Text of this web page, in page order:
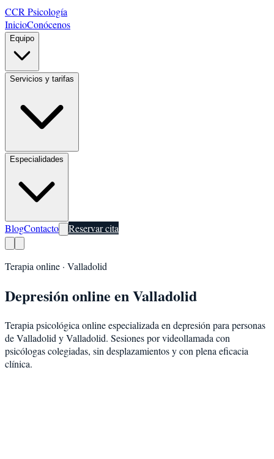
CCR Psicología
InicioConócenos
Equipo
Servicios y tarifas
Especialidades
BlogContacto Reservar cita
Terapia online · Valladolid
Depresiónonline enValladolid
Terapia psicológica online especializada en depresión para personas
deValladolid yValladolid. Sesiones por videollamada con
psicólogas colegiadas, sin desplazamientos y con plena eficacia
clínica.